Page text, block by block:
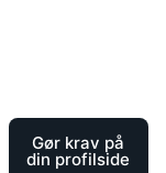
Gør krav på
din profilside